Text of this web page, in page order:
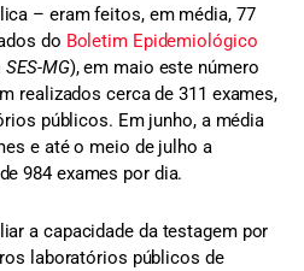
– eram feitos, em média, 77
do Boletim Epidemiológico
MG), em maio este número
realizados cerca de 311 exames,
públicos. Em junho, a média
e até o meio de julho a
984 exames por dia.
a capacidade da testagem por
laboratórios públicos de